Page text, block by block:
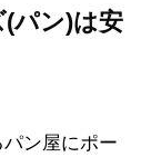
パン)は安
ン屋にポー